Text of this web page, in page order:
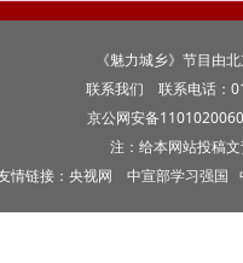
《魅力城乡》节目由
联系我们 联系电话：
京公网安备
注：给本网站投稿
情链接： 央视网 中宣部学习强国